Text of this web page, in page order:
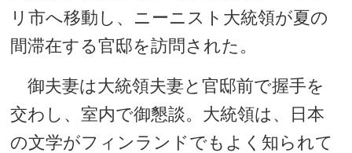
リ市へ移動し、ニーニスト大統領が夏の
間滞在する官邸を訪問された。
御夫妻は大統領夫妻と官邸前で握手を
交わし、室内で御懇談。大統領は、日本
の文学がフィンランドでもよく知られて